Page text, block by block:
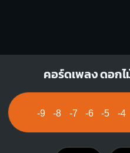
X X O
1
คอร์ดเพลง ดอก
-9 -8 -7 -6 -5 -4